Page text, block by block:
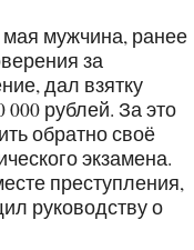
мужчина, ранее
за
дал взятку
рублей. За это
обратно своё
экзамена.
преступления,
руководству о